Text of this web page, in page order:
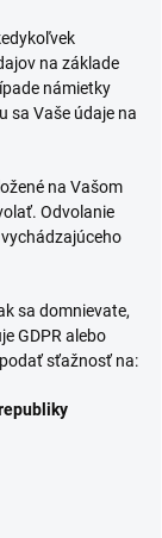
na základe
námietky
sa Vaše údaje na
na Vašom
Odvolanie
sa domnievate,
GDPR alebo
sťažnosť na: